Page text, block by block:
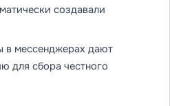
создавали
в мессенджерах дают
для сбора честного